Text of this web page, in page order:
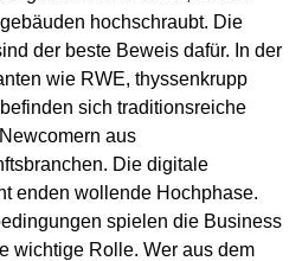
hochschraubt. Die
der beste Beweis dafür. In der
wie RWE, thyssenkrupp
sich traditionsreiche
aus
Die digitale
enden wollende Hochphase.
spielen die Business
wichtige Rolle. Wer aus dem